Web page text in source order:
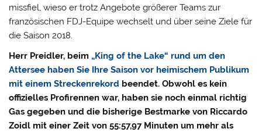
missfiel, wieso er trotz Angebote größerer Teams zur
französischen FDJ-Equipe wechselt und über seine Ziele für
die Saison 2018.
Herr Preidler, beim„King of the Lake“ rund um den
Attersee haben Sie Ihre Saison vor heimischem Publikum
mit einem Streckenrekord beendet. Obwohl es kein
offizielles Profirennen war, haben sie noch einmal richtig
Gas gegeben und die bisherige Bestmarke von Riccardo
Zoidl mit einer Zeit von 55:57,97 Minuten um mehr als